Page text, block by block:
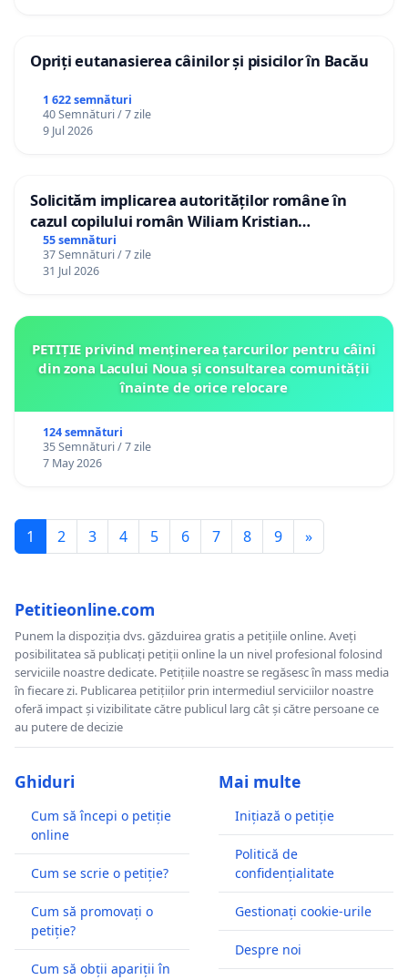
Opriți eutanasierea câinilor și pisicilor în Bacău
1 622 semnături
40 Semnături / 7 zile
9 Jul 2026
Solicităm implicarea autorităților române în
cazul copilului român Wiliam Kristian
Gheorghe, aflat în plasament în Danemarca de
12 ani
55 semnături
37 Semnături / 7 zile
31 Jul 2026
PETIȚIE privind menținerea țarcurilor pentru câini
din zona Lacului Noua și consultarea comunității
înainte de orice relocare
124 semnături
35 Semnături / 7 zile
7 May 2026
1 2 3 4 5 6 7 8 9 »
Petitieonline.com
Punem la dispoziția dvs. găzduirea gratis a petițiile online. Aveți
posibilitatea să publicați petiții online la un nivel profesional folosind
serviciile noastre dedicate. Petițiile noastre se regăsesc în mass media
în fiecare zi. Publicarea petițiilor prin intermediul serviciilor noastre
oferă impact și vizibilitate către publicul larg cât și către persoane ce
au putere de decizie
Ghiduri
Cum să începi o petiție
online
Cum se scrie o petiție?
Cum să promovați o
petiție?
Cum să obții apariții în
Mai multe
Inițiază o petiție
Politică de
confidențialitate
Gestionați cookie-urile
Despre noi